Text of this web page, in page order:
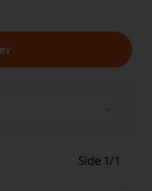
Side 1/1